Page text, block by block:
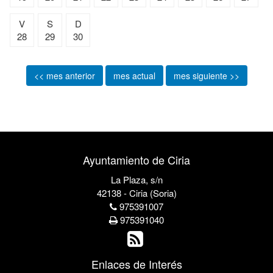
V
28
S
29
D
30
<< mes anterior mes actual mes siguiente >>
Ayuntamiento de Ciria
La Plaza, s/n
42138 - Ciria (Soria)
975391007
975391040
Enlaces de Interés